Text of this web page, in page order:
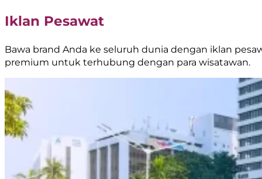
Iklan Pesawat
Bawa brand Anda ke seluruh dunia dengan iklan
premium untuk terhubung dengan para wisatawan.